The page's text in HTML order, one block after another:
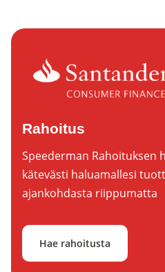
Rahoitus
Speederman Rahoituksen
kätevästi haluamallesi
ajankohdasta riippumatta
Hae rahoitusta